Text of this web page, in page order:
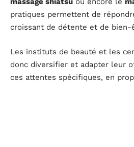
pratiques permettent de
croissant de détente et de bien-
Les instituts de beauté et les
donc diversifier et adapter leur
ces attentes spécifiques, en